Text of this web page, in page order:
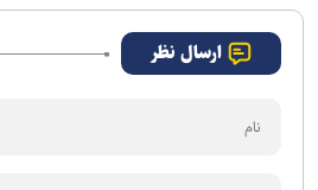
ارسال نظر